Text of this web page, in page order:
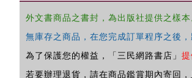
外文書商品之書封，為出版社提供之樣
無庫存之商品，在您完成訂單程序之後
為了保護您的權益，「三民網路書店」
若要辦理退貨，請在商品鑑賞期內寄回